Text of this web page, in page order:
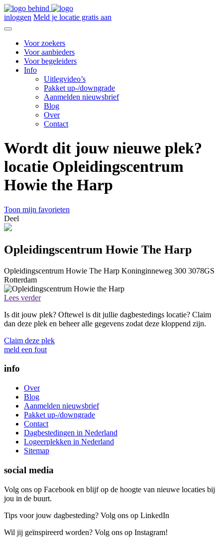
inloggen Meld je locatie gratis aan
Voor zoekers
Voor aanbieders
Voor begeleiders
Info
Uitlegvideo’s
Pakket up-/downgrade
Aanmelden nieuwsbrief
Blog
Over
Contact
Wordt dit jouw nieuwe plek?
locatie Opleidingscentrum
Howie the Harp
Toon mijn favorieten
Deel
Opleidingscentrum Howie The Harp
Opleidingscentrum Howie The Harp Koninginneweg 300 3078GS
Rotterdam
Lees verder
Is dit jouw plek? Oftewel is dit jullie dagbestedings locatie? Claim
dan deze plek en beheer alle gegevens zodat deze kloppend zijn.
Claim deze plek
meld een fout
info
Over
Blog
Aanmelden nieuwsbrief
Pakket up-/downgrade
Contact
Dagbestedingen in Nederland
Logeerplekken in Nederland
Sitemap
social media
Volg ons op Facebook en blijf op de hoogte van nieuwe locaties bij
jou in de buurt.
Tips voor jouw dagbesteding? Volg ons op LinkedIn
Wil jij geïnspireerd worden? Volg ons op Instagram!